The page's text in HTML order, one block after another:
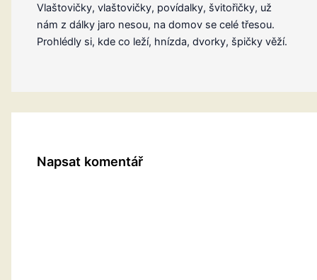
Vlaštovičky, vlaštovičky, povídalky, švitořičky, už
nám z dálky jaro nesou, na domov se celé třesou.
Prohlédly si, kde co leží, hnízda, dvorky, špičky věží.
Napsat komentář